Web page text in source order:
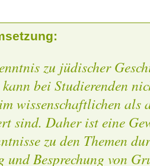
zu jüdischer
bei Studierenden
wissenschaftlichen als
sind. Daher ist eine
zu den Themen
und Besprechung von